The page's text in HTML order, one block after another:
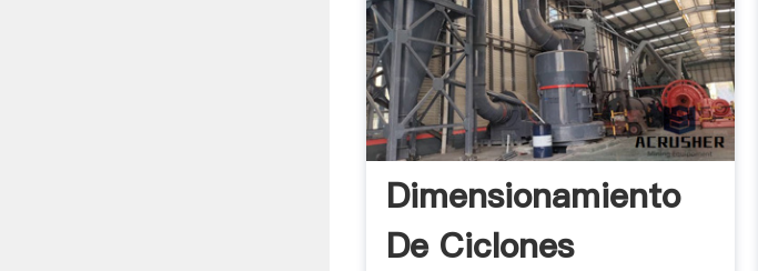
Dimensionamiento
De Ciclones